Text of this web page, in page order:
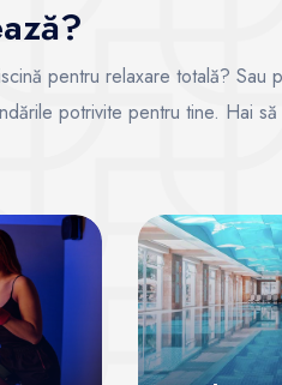
pentru relaxare totală? Sau
potrivite pentru tine. Hai să